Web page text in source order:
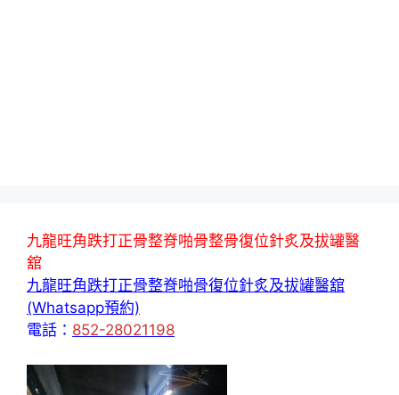
九龍旺角跌打正骨整脊啪骨整骨復位針炙及拔罐醫
舘
九龍旺角跌打正骨整脊啪骨復位針炙及拔罐醫舘
(Whatsapp預約)
電話： 852-28021198